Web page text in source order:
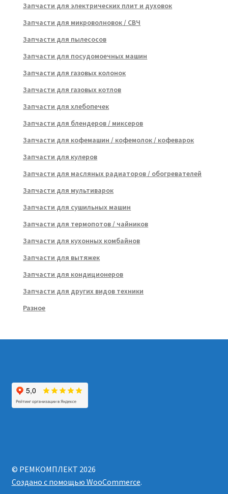
Запчасти для электрических плит и духовок
Запчасти для микроволновок / СВЧ
Запчасти для пылесосов
Запчасти для посудомоечных машин
Запчасти для газовых колонок
Запчасти для газовых котлов
Запчасти для хлебопечек
Запчасти для блендеров / миксеров
Запчасти для кофемашин / кофемолок / кофеварок
Запчасти для кулеров
Запчасти для масляных радиаторов / обогревателей
Запчасти для мультиварок
Запчасти для сушильных машин
Запчасти для термопотов / чайников
Запчасти для кухонных комбайнов
Запчасти для вытяжек
Запчасти для кондиционеров
Запчасти для других видов техники
Разное
© РЕМКОМПЛЕКТ 2026
Создано с помощью WooCommerce.